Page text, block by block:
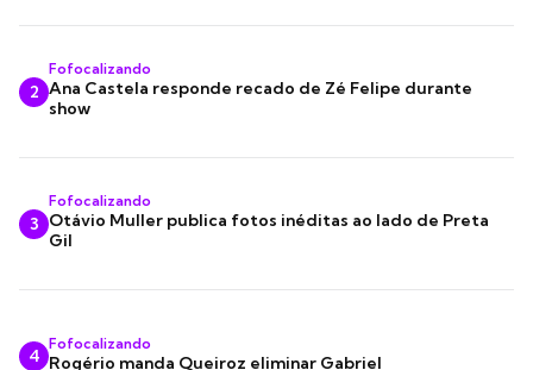
2
Fofocalizando
Ana Castela responde recado de Zé Felipe durante
show
3
Fofocalizando
Otávio Muller publica fotos inéditas ao lado de Preta
Gil
4
Fofocalizando
Rogério manda Queiroz eliminar Gabriel